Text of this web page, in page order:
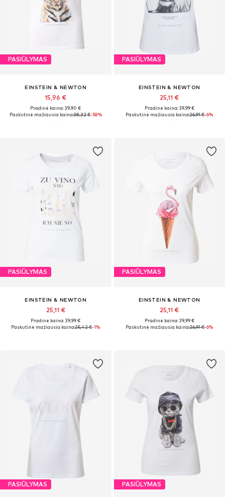
PASIŪLYMAS
EINSTEIN & NEWTON
15,96 €
Pradinė kaina: 39,90 €
Paskutinė mažiausia kaina:38,32 €-58%
PASIŪLYMAS
EINSTEIN & NEWTON
25,11 €
Pradinė kaina: 39,99 €
Paskutinė mažiausia kaina:26,91 €-6%
PASIŪLYMAS
EINSTEIN & NEWTON
25,11 €
Pradinė kaina: 39,99 €
Paskutinė mažiausia kaina:25,42 €-1%
PASIŪLYMAS
EINSTEIN & NEWTON
25,11 €
Pradinė kaina: 39,99 €
Paskutinė mažiausia kaina:26,91 €-6%
PASIŪLYMAS PASIŪLYMAS